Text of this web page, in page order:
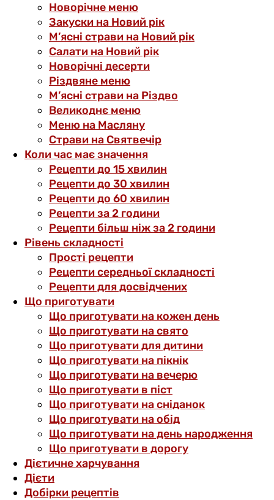
Новорічне меню
Закуски на Новий рік
М’ясні страви на Новий рік
Салати на Новий рік
Новорічні десерти
Різдвяне меню
М’ясні страви на Різдво
Великоднє меню
Меню на Масляну
Страви на Святвечір
Коли час має значення
Рецепти до 15 хвилин
Рецепти до 30 хвилин
Рецепти до 60 хвилин
Рецепти за 2 години
Рецепти більш ніж за 2 години
Рівень складності
Прості рецепти
Рецепти середньої складності
Рецепти для досвідчених
Що приготувати
Що приготувати на кожен день
Що приготувати на свято
Що приготувати для дитини
Що приготувати на пікнік
Що приготувати на вечерю
Що приготувати в піст
Що приготувати на сніданок
Що приготувати на обід
Що приготувати на день народження
Що приготувати в дорогу
Дієтичне харчування
Дієти
Добірки рецептів